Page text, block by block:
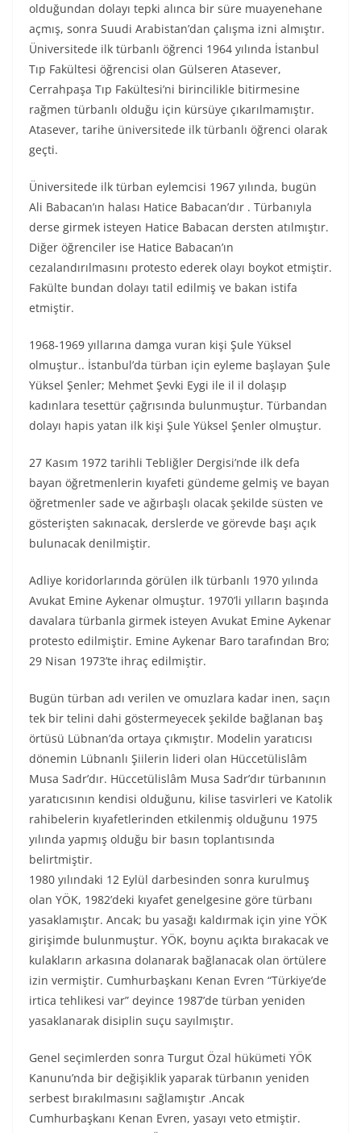
olduğundan dolayı tepki alınca bir süre muayenehane
açmış, sonra Suudi Arabistan’dan çalışma izni almıştır.
Üniversitede ilk türbanlı öğrenci 1964 yılında İstanbul
Tıp Fakültesi öğrencisi olan Gülseren Atasever,
Cerrahpaşa Tıp Fakültesi’ni birincilikle bitirmesine
rağmen türbanlı olduğu için kürsüye çıkarılmamıştır.
Atasever, tarihe üniversitede ilk türbanlı öğrenci olarak
geçti.
Üniversitede ilk türban eylemcisi 1967 yılında, bugün
Ali Babacan’ın halası Hatice Babacan’dır . Türbanıyla
derse girmek isteyen Hatice Babacan dersten atılmıştır.
Diğer öğrenciler ise Hatice Babacan’ın
cezalandırılmasını protesto ederek olayı boykot etmiştir.
Fakülte bundan dolayı tatil edilmiş ve bakan istifa
etmiştir.
1968-1969 yıllarına damga vuran kişi Şule Yüksel
olmuştur.. İstanbul’da türban için eyleme başlayan Şule
Yüksel Şenler; Mehmet Şevki Eygi ile il il dolaşıp
kadınlara tesettür çağrısında bulunmuştur. Türbandan
dolayı hapis yatan ilk kişi Şule Yüksel Şenler olmuştur.
27 Kasım 1972 tarihli Tebliğler Dergisi’nde ilk defa
bayan öğretmenlerin kıyafeti gündeme gelmiş ve bayan
öğretmenler sade ve ağırbaşlı olacak şekilde süsten ve
gösterişten sakınacak, derslerde ve görevde başı açık
bulunacak denilmiştir.
Adliye koridorlarında görülen ilk türbanlı 1970 yılında
Avukat Emine Aykenar olmuştur. 1970’li yılların başında
davalara türbanla girmek isteyen Avukat Emine Aykenar
protesto edilmiştir. Emine Aykenar Baro tarafından Bro;
29 Nisan 1973’te ihraç edilmiştir.
Bugün türban adı verilen ve omuzlara kadar inen, saçın
tek bir telini dahi göstermeyecek şekilde bağlanan baş
örtüsü Lübnan’da ortaya çıkmıştır. Modelin yaratıcısı
dönemin Lübnanlı Şiilerin lideri olan Hüccetülislâm
Musa Sadr’dır. Hüccetülislâm Musa Sadr’dır türbanının
yaratıcısının kendisi olduğunu, kilise tasvirleri ve Katolik
rahibelerin kıyafetlerinden etkilenmiş olduğunu 1975
yılında yapmış olduğu bir basın toplantısında
belirtmiştir.
1980 yılındaki 12 Eylül darbesinden sonra kurulmuş
olan YÖK, 1982’deki kıyafet genelgesine göre türbanı
yasaklamıştır. Ancak; bu yasağı kaldırmak için yine YÖK
girişimde bulunmuştur. YÖK, boynu açıkta bırakacak ve
kulakların arkasına dolanarak bağlanacak olan örtülere
izin vermiştir. Cumhurbaşkanı Kenan Evren “Türkiye’de
irtica tehlikesi var” deyince 1987’de türban yeniden
yasaklanarak disiplin suçu sayılmıştır.
Genel seçimlerden sonra Turgut Özal hükümeti YÖK
Kanunu’nda bir değişiklik yaparak türbanın yeniden
serbest bırakılmasını sağlamıştır .Ancak
Cumhurbaşkanı Kenan Evren, yasayı veto etmiştir.